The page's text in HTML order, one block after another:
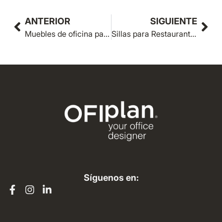
ANTERIOR
Muebles de oficina para espacios pequeños: Cómo maximizar su uso
SIGUIENTE
Sillas para Restaurantes: Comodidad y Estilo para tus Comensales
Síguenos en: